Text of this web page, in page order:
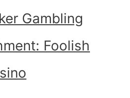
Gambling
Foolish